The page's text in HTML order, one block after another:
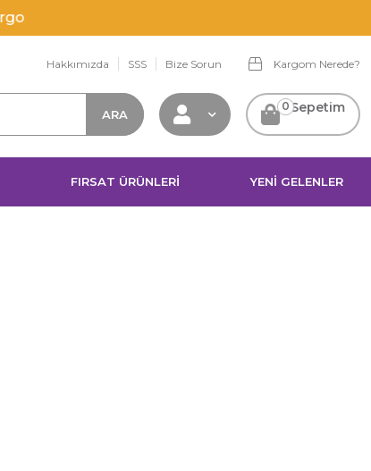
Hakkımızda SSS Bize Sorun Kargom Nerede?
Sepetim
0
FIRSAT ÜRÜNLERİ YENİ GELENLER